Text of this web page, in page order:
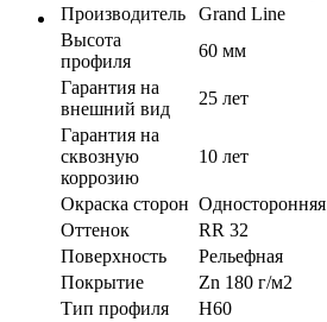
Производитель
Grand Line
Высота
профиля
60 мм
Гарантия на
внешний вид
25 лет
Гарантия на
сквозную
коррозию
10 лет
Окраска сторон Односторонняя
Оттенок
RR 32
Поверхность
Рельефная
Покрытие
Zn 180 г/м2
Тип профиля
Н60